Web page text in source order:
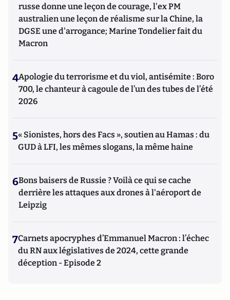
russe donne une leçon de courage, l'ex PM
australien une leçon de réalisme sur la Chine, la
DGSE une d'arrogance; Marine Tondelier fait du
Macron
4Apologie du terrorisme et du viol, antisémite : Boro
700, le chanteur à cagoule de l’un des tubes de l’été
2026
5« Sionistes, hors des Facs », soutien au Hamas : du
GUD à LFI, les mêmes slogans, la même haine
6Bons baisers de Russie ? Voilà ce qui se cache
derrière les attaques aux drones à l'aéroport de
Leipzig
7Carnets apocryphes d’Emmanuel Macron : l’échec
du RN aux législatives de 2024, cette grande
déception - Episode 2